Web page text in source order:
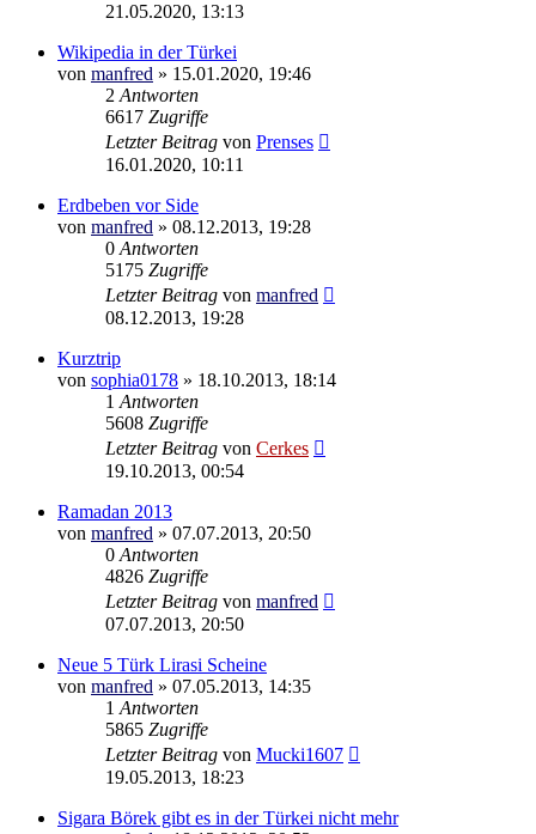
21.05.2020, 13:13
Wikipedia in der Türkei
von manfred » 15.01.2020, 19:46
2 Antworten
6617 Zugriffe
Letzter Beitrag von Prenses
16.01.2020, 10:11
Erdbeben vor Side
von manfred » 08.12.2013, 19:28
0 Antworten
5175 Zugriffe
Letzter Beitrag von manfred
08.12.2013, 19:28
Kurztrip
von sophia0178 » 18.10.2013, 18:14
1 Antworten
5608 Zugriffe
Letzter Beitrag von Cerkes
19.10.2013, 00:54
Ramadan 2013
von manfred » 07.07.2013, 20:50
0 Antworten
4826 Zugriffe
Letzter Beitrag von manfred
07.07.2013, 20:50
Neue 5 Türk Lirasi Scheine
von manfred » 07.05.2013, 14:35
1 Antworten
5865 Zugriffe
Letzter Beitrag von Mucki1607
19.05.2013, 18:23
Sigara Börek gibt es in der Türkei nicht mehr